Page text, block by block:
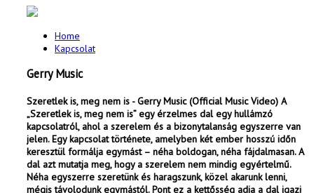
Home
Kapcsolat
Gerry Music
Szeretlek is, meg nem is - Gerry Music (Official Music Video) A
„Szeretlek is, meg nem is” egy érzelmes dal egy hullámzó
kapcsolatról, ahol a szerelem és a bizonytalanság egyszerre van
jelen. Egy kapcsolat története, amelyben két ember hosszú időn
keresztül formálja egymást – néha boldogan, néha fájdalmasan. A
dal azt mutatja meg, hogy a szerelem nem mindig egyértelmű.
Néha egyszerre szeretünk és haragszunk, közel akarunk lenni,
mégis távolodunk egymástól. Pont ez a kettősség adja a dal igazi